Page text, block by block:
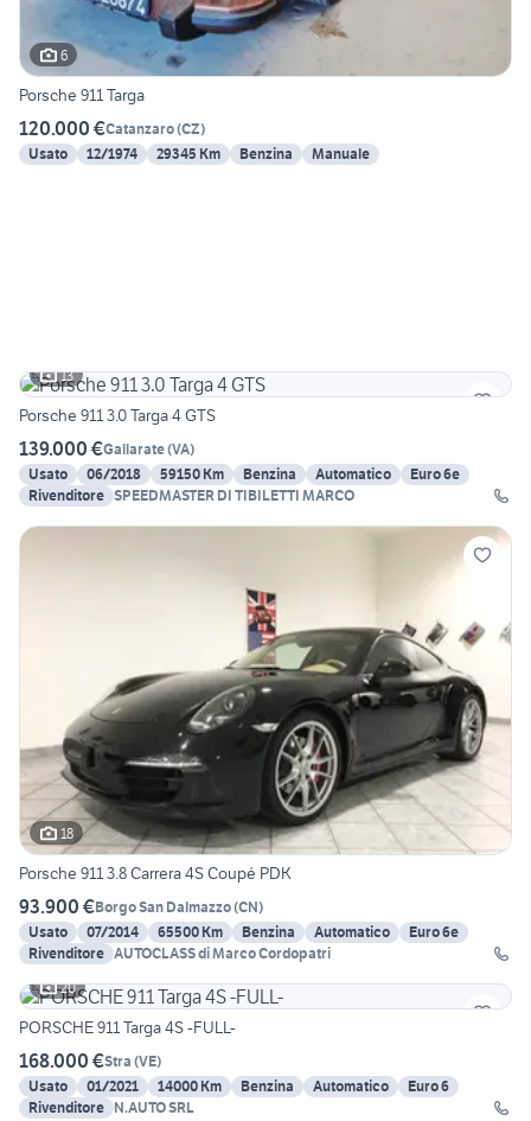
6
Porsche 911 Targa
120.000 €Catanzaro(CZ)
Usato
12/1974 29345 Km Benzina Manuale
13
Porsche 911 3.0 Targa 4 GTS
139.000 €Gallarate(VA)
Usato
06/2018 59150 Km Benzina Automatico
Euro 6e
Rivenditore SPEEDMASTER DI TIBILETTI MARCO
18
Porsche 911 3.8 Carrera 4S Coupé PDK
93.900 €Borgo San Dalmazzo(CN)
Usato
07/2014 65500 Km Benzina Automatico
Euro 6e
Rivenditore AUTOCLASS di Marco Cordopatri
20
PORSCHE 911 Targa 4S -FULL-
168.000 €Stra (VE)
Usato
01/2021 14000 Km Benzina Automatico
Euro 6
Rivenditore N.AUTO SRL